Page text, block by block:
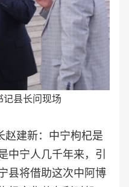
记县长问现场
赵建新：中宁枸杞是
中宁人几千年来，引
县将借助这次中阿博